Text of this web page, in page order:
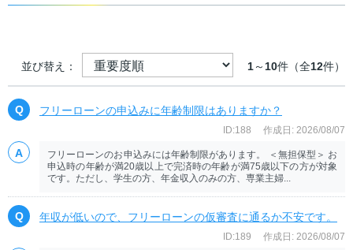
並び替え： 1～ 10件（全12件）
フリーローンの申込みに年齢制限はありますか？
ID:188 作成日: 2026/08/07
フリーローンのお申込みには年齢制限があります。 ＜無担保型＞ お
申込時の年齢が満20歳以上で完済時の年齢が満75歳以下の方が対象
です。ただし、学生の方、年金収入のみの方、専業主婦...
年収が低いので、フリーローンの仮審査に通るか不安です。
ID:189 作成日: 2026/08/07